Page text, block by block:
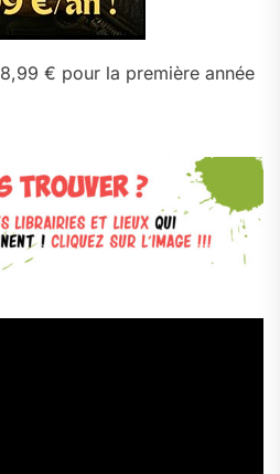
8,99 € pour la première année